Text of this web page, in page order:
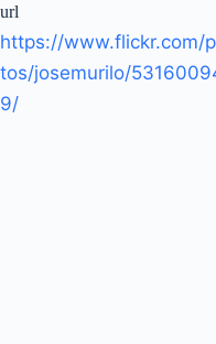
url
https://www.flickr.com/
tos/josemurilo/
9/